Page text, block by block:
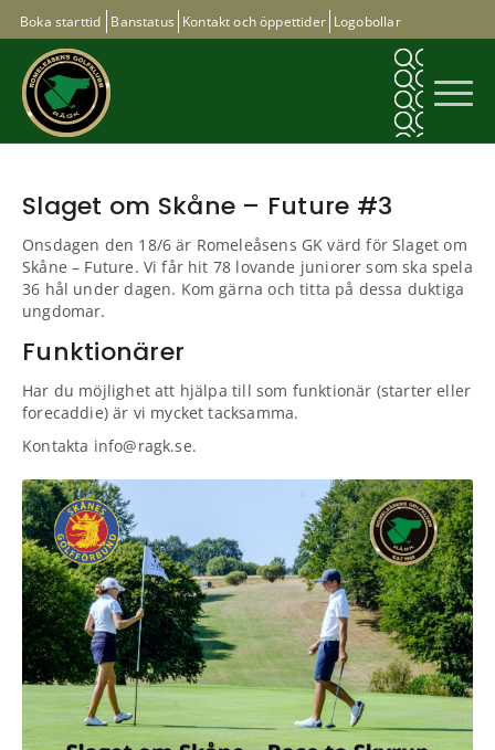
Boka starttid Banstatus Kontakt och öppettider Logobollar
Slaget om Skåne – Future #3
Onsdagen den 18/6 är Romeleåsens GK värd för Slaget om
Skåne – Future. Vi får hit 78 lovande juniorer som ska spela
36 hål under dagen. Kom gärna och titta på dessa duktiga
ungdomar.
Funktionärer
Har du möjlighet att hjälpa till som funktionär (starter eller
forecaddie) är vi mycket tacksamma.
Kontakta info@ragk.se.